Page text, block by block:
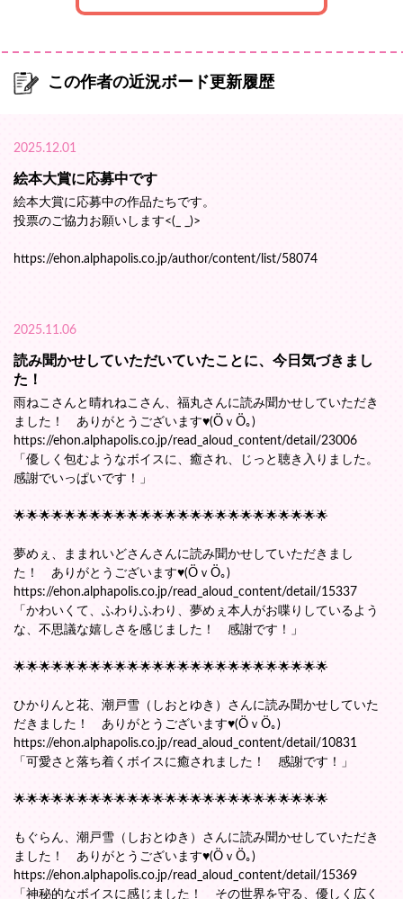
この作者の近況ボード更新履歴
2025.12.01
絵本大賞に応募中です
絵本大賞に応募中の作品たちです。
投票のご協力お願いします<(_ _)>
https://ehon.alphapolis.co.jp/author/content/list/58074
2025.11.06
読み聞かせしていただいていたことに、今日気づきまし
た！
雨ねこさんと晴れねこさん、福丸さんに読み聞かせしていただき
ました！ ありがとうございます♥(ӦｖӦ｡)
https://ehon.alphapolis.co.jp/read_aloud_content/detail/23006
「優しく包むようなボイスに、癒され、じっと聴き入りました。
感謝でいっぱいです！」
🌟🌟🌟🌟🌟🌟🌟🌟🌟🌟🌟🌟🌟🌟🌟🌟🌟🌟🌟🌟🌟🌟🌟🌟🌟
夢めぇ、ままれいどさんさんに読み聞かせしていただきまし
た！ ありがとうございます♥(ӦｖӦ｡)
https://ehon.alphapolis.co.jp/read_aloud_content/detail/15337
「かわいくて、ふわりふわり、夢めぇ本人がお喋りしているよう
な、不思議な嬉しさを感じました！ 感謝です！」
🌟🌟🌟🌟🌟🌟🌟🌟🌟🌟🌟🌟🌟🌟🌟🌟🌟🌟🌟🌟🌟🌟🌟🌟🌟
ひかりんと花、潮戸雪（しおとゆき）さんに読み聞かせしていた
だきました！ ありがとうございます♥(ӦｖӦ｡)
https://ehon.alphapolis.co.jp/read_aloud_content/detail/10831
「可愛さと落ち着くボイスに癒されました！ 感謝です！」
🌟🌟🌟🌟🌟🌟🌟🌟🌟🌟🌟🌟🌟🌟🌟🌟🌟🌟🌟🌟🌟🌟🌟🌟🌟
もぐらん、潮戸雪（しおとゆき）さんに読み聞かせしていただき
ました！ ありがとうございます♥(ӦｖӦ｡)
https://ehon.alphapolis.co.jp/read_aloud_content/detail/15369
「神秘的なボイスに感じました！ その世界を守る、優しく広く